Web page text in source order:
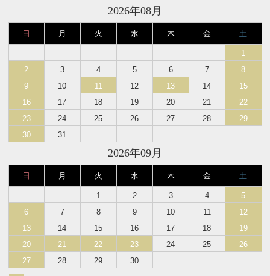
2026年08月
日 月 火 水 木 金 土
1
2
3 4 5 6 7
8
9
10 11 12 13 14
15
16
17 18 19 20 21
22
23
24 25 26 27 28
29
30
31
2026年09月
日 月 火 水 木 金 土
1 2 3 4
5
6
7 8 9 10 11
12
13
14 15 16 17 18
19
20
21 22 23 24 25
26
27
28 29 30